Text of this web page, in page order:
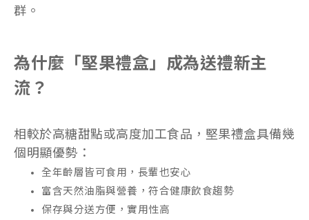
群。
為什麼「堅果禮盒」成為送禮新主
流？
相較於高糖甜點或高度加工食品，堅果禮盒具備幾
個明顯優勢：
全年齡層皆可食用，長輩也安心
富含天然油脂與營養，符合健康飲食趨勢
保存與分送方便，實用性高